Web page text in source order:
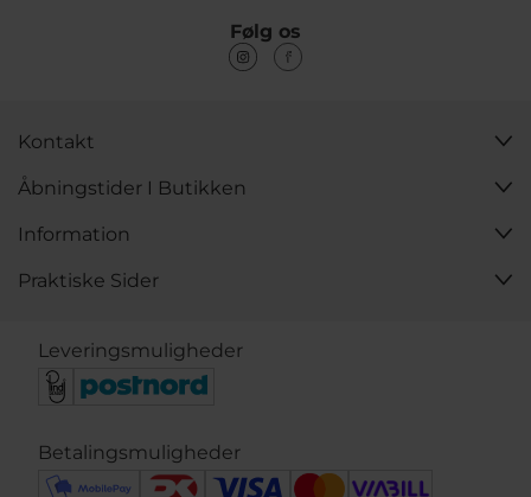
Følg os
Kontakt
Åbningstider I Butikken
Information
Praktiske Sider
Leveringsmuligheder
Betalingsmuligheder